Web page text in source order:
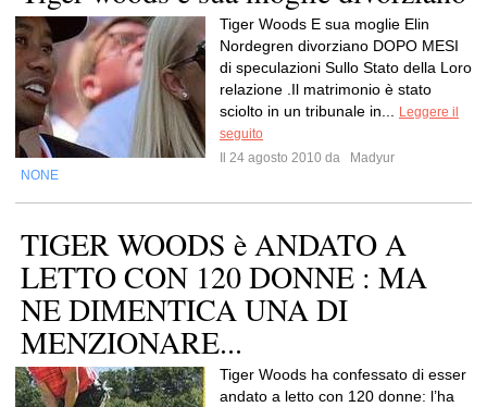
Tiger Woods E sua moglie Elin
Nordegren divorziano DOPO MESI
di speculazioni Sullo Stato della Loro
relazione .Il matrimonio è stato
sciolto in un tribunale in...
Leggere il
seguito
Il 24 agosto 2010 da
Madyur
NONE
TIGER WOODS è ANDATO A
LETTO CON 120 DONNE : MA
NE DIMENTICA UNA DI
MENZIONARE...
Tiger Woods ha confessato di esser
andato a letto con 120 donne: l’ha